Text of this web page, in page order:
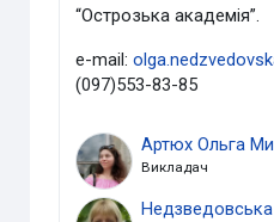
“Острозька академія”.
e-mail:
(097)553-83-85
Артюх Ольга
Викладач